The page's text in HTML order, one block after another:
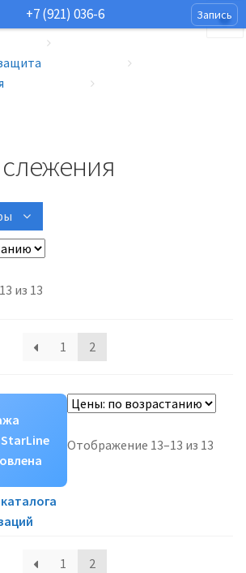
+7 (921) 036-6 Запись
из 13
1 2
Отображение 13–13 из 13
1 2